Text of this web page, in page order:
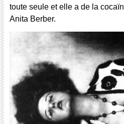
toute seule et elle a de la
Anita Berber.